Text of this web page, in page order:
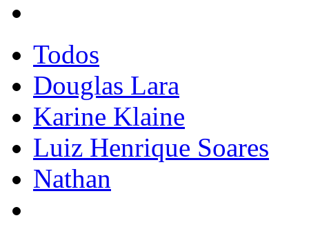
Todos
Douglas Lara
Karine Klaine
Luiz Henrique Soares
Nathan